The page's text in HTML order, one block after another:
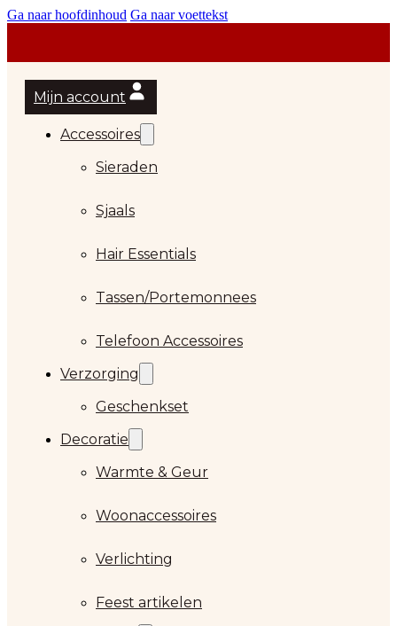
Ga naar hoofdinhoud Ga naar voettekst
Mijn account
Accessoires
Sieraden
Sjaals
Hair Essentials
Tassen/Portemonnees
Telefoon Accessoires
Verzorging
Geschenkset
Decoratie
Warmte & Geur
Woonaccessoires
Verlichting
Feest artikelen